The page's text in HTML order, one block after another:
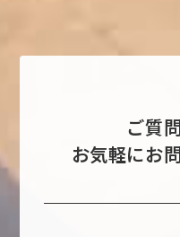
ご質
お気軽にお